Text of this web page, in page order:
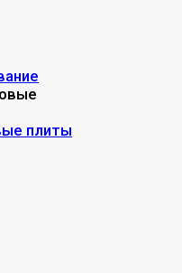
плиты